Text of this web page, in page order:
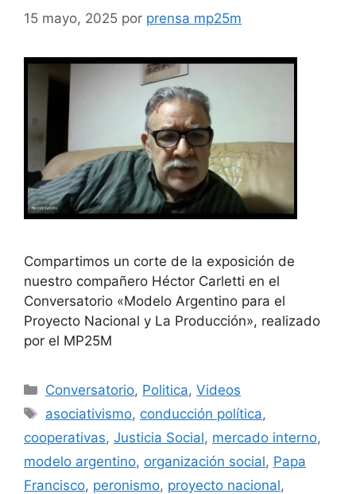
15 mayo, 2025 por prensa mp25m
Compartimos un corte de la exposición de
nuestro compañero Héctor Carletti en el
Conversatorio «Modelo Argentino para el
Proyecto Nacional y La Producción», realizado
por el MP25M
Conversatorio, Politica,Videos
asociativismo, conducción política,
cooperativas, Justicia Social, mercado interno,
modelo argentino, organización social, Papa
Francisco, peronismo, proyecto nacional,